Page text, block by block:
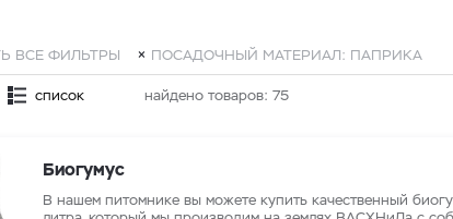
салат Редиска Свекла Руккола Горчица
Для земли Груша Стимуляторы Hesi
Стимуляторы Plagron
General Organic Базовые удобрения RasTea
ВСЕ ФИЛЬТРЫ ПОСАДОЧНЫЙ МАТЕРИАЛ: ПАПРИКА
список найдено товаров: 75
Биогумус
В нашем питомнике вы можете купить качественный